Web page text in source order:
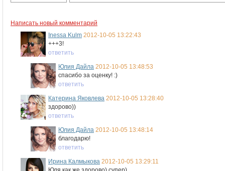
Написать новый комментарий
Inessa Kulm 2012-10-05 13:22:43
+++3!
ответить
Юлия Дайла 2012-10-05 13:48:53
спасибо за оценку! :)
ответить
Катерина Яковлева 2012-10-05 13:28:40
здорово))
ответить
Юлия Дайла 2012-10-05 13:48:14
благодарю!
ответить
Ирина Калмыкова 2012-10-05 13:29:11